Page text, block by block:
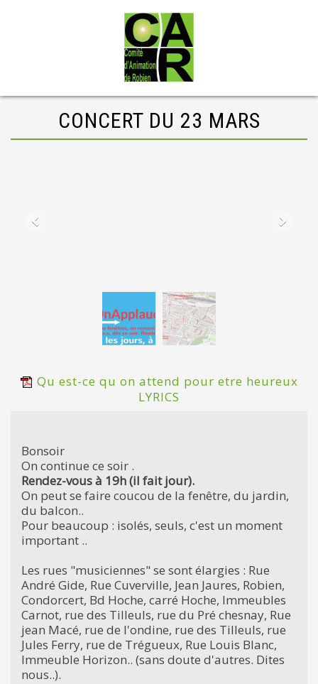
CONCERT DU 23 MARS
Qu est-ce qu on attend pour etre heureux
LYRICS
Bonsoir
On continue ce soir .
Rendez-vous à 19h (il fait jour).
On peut se faire coucou de la fenêtre, du jardin,
du balcon..
Pour beaucoup : isolés, seuls, c'est un moment
important ..
Les rues "musiciennes" se sont élargies : Rue
André Gide, Rue Cuverville, Jean Jaures, Robien,
Condorcert, Bd Hoche, carré Hoche, Immeubles
Carnot, rue des Tilleuls, rue du Pré chesnay, Rue
jean Macé, rue de l'ondine, rue des Tilleuls, rue
Jules Ferry, rue de Trégueux, Rue Louis Blanc,
Immeuble Horizon.. (sans doute d'autres. Dites
nous..).